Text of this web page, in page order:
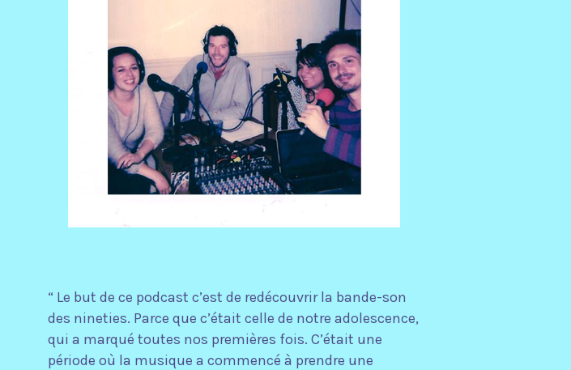
“ Le but de ce podcast c’est de redécouvrir la bande-son
des nineties. Parce que c’était celle de notre adolescence,
qui a marqué toutes nos premières fois. C’était une
période où la musique a commencé à prendre une